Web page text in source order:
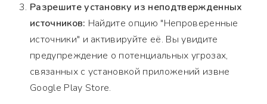
Разрешите установку из неподтвержденных
источников: Найдите опцию "Непроверенные
источники" и активируйте её. Вы увидите
предупреждение о потенциальных угрозах,
связанных с установкой приложений извне
Google Play Store.